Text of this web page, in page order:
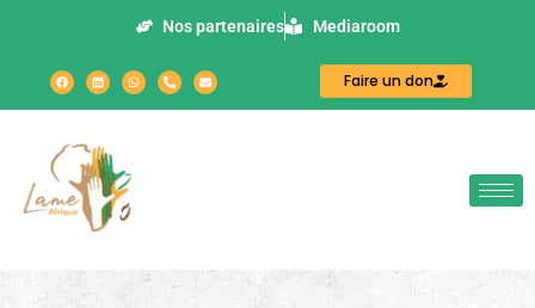
Nos partenaires Mediaroom
Faire un don